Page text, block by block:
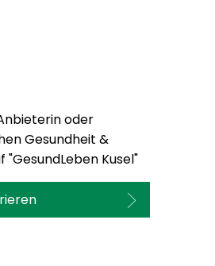
oder
Gesundheit &
Kusel"